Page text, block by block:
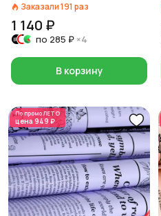
Заказали191 раз
1 140 ₽
по 285 ₽ ×4
В корзину
По промоЛЕТО
цена 949 ₽